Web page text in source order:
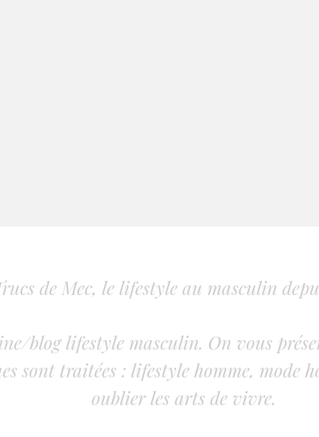
de Mec, le lifestyle au masculin
blog lifestyle masculin. On vous
sont traitées : lifestyle homme, mode
oublier les arts de vivre.